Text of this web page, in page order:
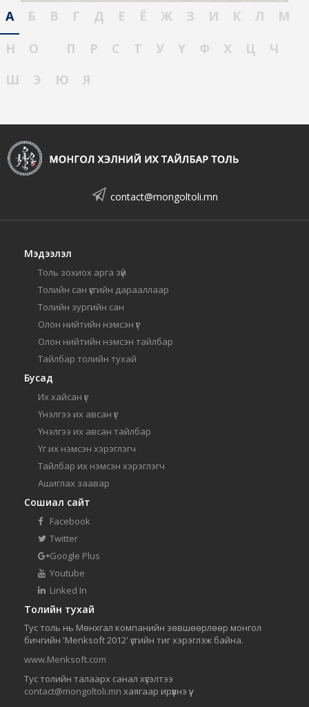
А Б В Г Д Е Ё Ж З И К Л
М
Н
О П Р С Т У Ү Ф Х Ц
Ч
Ш
Э Ю Я
contact@mongoltoli.mn
Мэдээлэл
Толь зохиох арга зүй
Толийн сан үсгийн дарааллаар
Толийн зургийн сан
Олон нийтийн нэмсэн үг
Олон нийтийн нэмсэн тайлбар
Тайлбар толийн тухай
Бусад
Их хайсан үг
Үнэлгээ их авсан үг
Үнэлгээ их авсан тайлбар
Үг их нэмсэн хэрэглэгч
Тайлбар их нэмсэн хэрэглэгч
Ашиглах заавар
Сошиал сайт
Facebook
Twitter
Google Plus
Youtube
Linked In
Толийн тухай
Тус толь нь Мөнхгал компанийн зөвшөөрлөөр монгол
бичгийн 'Menksoft 2012' үсгийн тиг хэрэглэж байна.
www.Menksoft.com
Тус толийн талаарх санал хүсэлтээ
contact@mongoltoli.mn хаягаар ирүүлнэ үү.